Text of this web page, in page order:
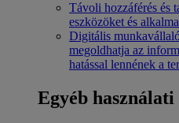
Távoli hozzáférés és
eszközöket és
Digitális
megoldhatja az
hatással lennének a
Egyéb használati